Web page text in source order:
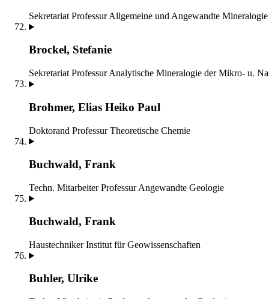
Sekretariat Professur Allgemeine und Angewandte Mineralogie
Brockel, Stefanie
Sekretariat Professur Analytische Mineralogie der Mikro- u.
Brohmer, Elias Heiko Paul
Doktorand Professur Theoretische Chemie
Buchwald, Frank
Techn. Mitarbeiter Professur Angewandte Geologie
Buchwald, Frank
Haustechniker Institut für Geowissenschaften
Buhler, Ulrike